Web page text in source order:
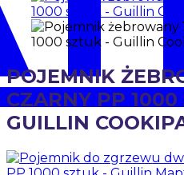
POJEMNIK
CZARNY PP 1000
GUILLIN